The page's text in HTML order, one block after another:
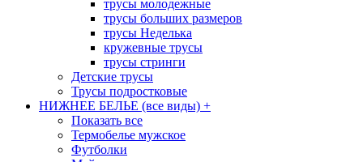
трусы молодежные
трусы больших размеров
трусы Неделька
кружевные трусы
трусы стринги
Детские трусы
Трусы подростковые
НИЖНЕЕ БЕЛЬЕ (все виды) +
Показать все
Термобелье мужское
Футболки